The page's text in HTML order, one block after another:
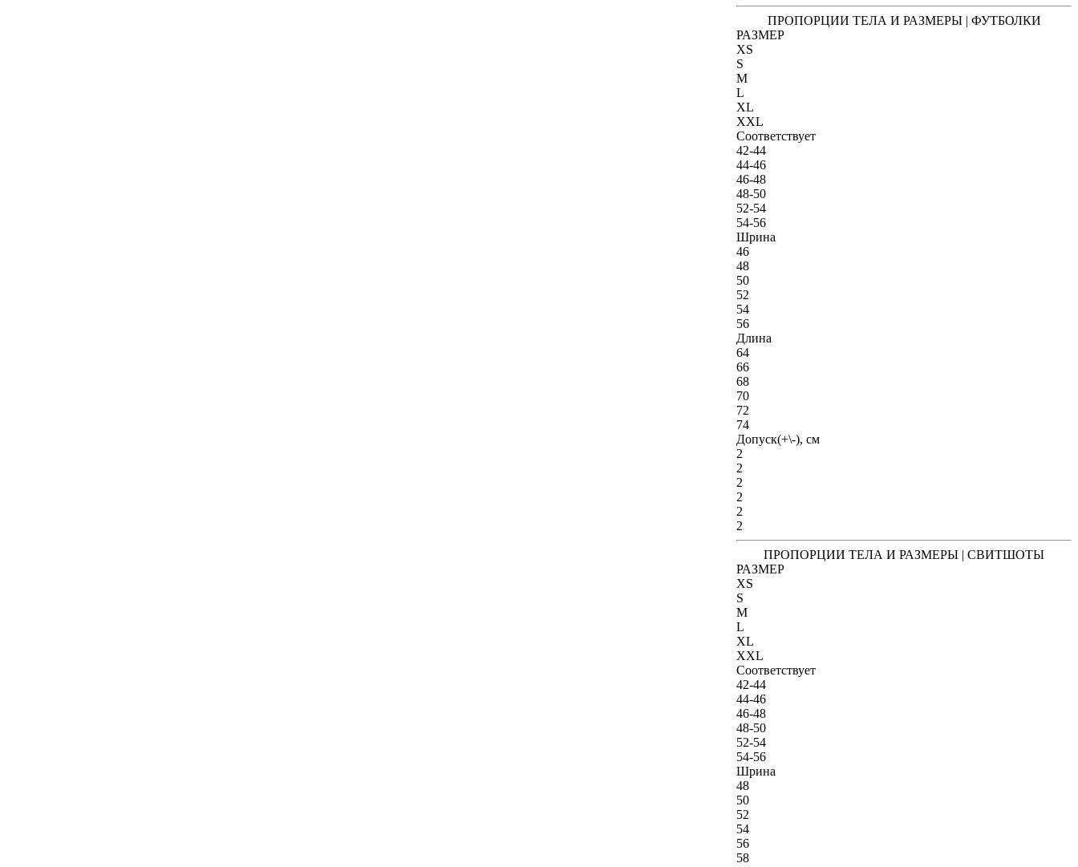
ПРОПОРЦИИ ТЕЛА И РАЗМЕРЫ | ФУТБОЛКИ
РАЗМЕР
XS
S
M
L
XL
XXL
Соответствует
42-44
44-46
46-48
48-50
52-54
54-56
Шрина
46
48
50
52
54
56
Длина
64
66
68
70
72
74
Допуск(+\-), см
2
2
2
2
2
2
ПРОПОРЦИИ ТЕЛА И РАЗМЕРЫ | СВИТШОТЫ
РАЗМЕР
XS
S
M
L
XL
XXL
Соответствует
42-44
44-46
46-48
48-50
52-54
54-56
Шрина
48
50
52
54
56
58